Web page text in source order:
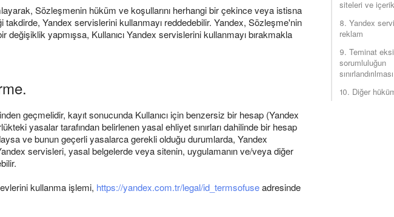
siteleri ve
8. Yandex
reklam
9. Teminat
sorumluluğun
sınırlandırılması
10. Diğer
Sözleşmenin hüküm ve koşullarını herhangi bir çekince veya istisna
takdirde, Yandex servislerini kullanmayı reddedebilir. Yandex, Sözleşme'nin
yapmışsa, Kullanıcı Yandex servislerini kullanmayı bırakmakla
geçmelidir, kayıt sonucunda Kullanıcı için benzersiz bir hesap (Yandex
yasalar tarafından belirlenen yasal ehliyet sınırları dahilinde bir hesap
ve bunun geçerli yasalarca gerekli olduğu durumlarda, Yandex
servisleri, yasal belgelerde veya sitenin, uygulamanın ve/veya diğer
kullanma işlemi, https://yandex.com.tr/legal/id_termsofuseadresinde